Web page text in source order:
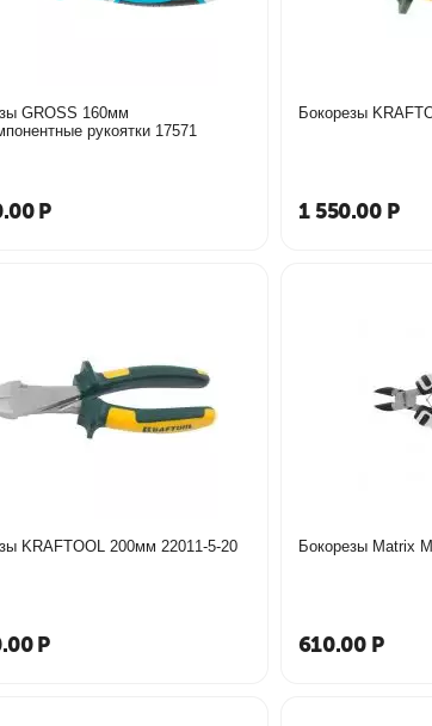
GROSS 160мм
трехкомпонентные рукоятки 17571
Р
Бокорезы
1 550.00 Р
KRAFTOOL 200мм 22011-5-20
Р 610.00 Р